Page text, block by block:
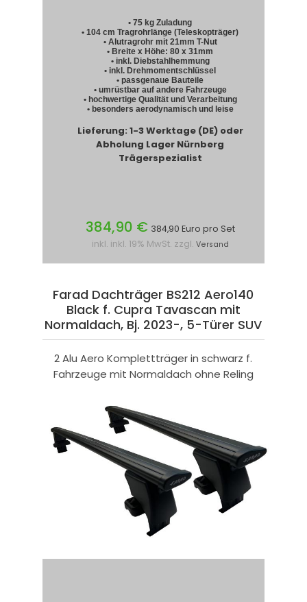
• 75 kg Zuladung
• 104 cm Tragrohrlänge (Teleskopträger)
• Alutragrohr mit 21mm T-Nut
• Breite x Höhe: 80 x 31mm
• inkl. Diebstahlhemmung
• inkl. Drehmomentschlüssel
• passgenaue Bauteile
• umrüstbar auf andere Fahrzeuge
• hochwertige Qualität und Verarbeitung
• besonders aerodynamisch und leise
Lieferung: 1-3 Werktage (DE) oder
Abholung Lager Nürnberg
Trägerspezialist
384,90 € 384,90 Euro pro Set
inkl. inkl. 19% MwSt. zzgl. Versand
Farad Dachträger BS212 Aero140
Black f. Cupra Tavascan mit
Normaldach, Bj. 2023-, 5-Türer SUV
2 Alu Aero Komplettträger in schwarz f.
Fahrzeuge mit Normaldach ohne Reling